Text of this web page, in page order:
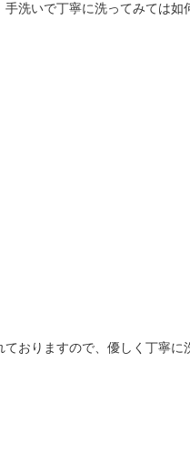
洗いで丁寧に洗ってみては如
おりますので、優しく丁寧に